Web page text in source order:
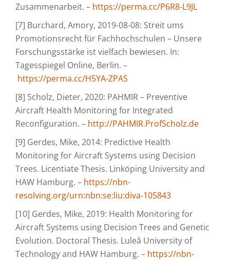
Zusammenarbeit. – https://perma.cc/P6R8-L9JL
[7] Burchard, Amory, 2019-08-08: Streit ums
Promotionsrecht für Fachhochschulen – Unsere
Forschungsstärke ist vielfach bewiesen. In:
Tagesspiegel Online, Berlin. –
https://perma.cc/H5YA-ZPAS
[8] Scholz, Dieter, 2020: PAHMIR – Preventive
Aircraft Health Monitoring for Integrated
Reconfiguration. – http://PAHMIR.ProfScholz.de
[9] Gerdes, Mike, 2014: Predictive Health
Monitoring for Aircraft Systems using Decision
Trees. Licentiate Thesis. Linköping University and
HAW Hamburg. – https://nbn-
resolving.org/urn:nbn:se:liu:diva-105843
[10] Gerdes, Mike, 2019: Health Monitoring for
Aircraft Systems using Decision Trees and Genetic
Evolution. Doctoral Thesis. Luleå University of
Technology and HAW Hamburg. – https://nbn-